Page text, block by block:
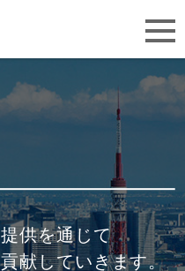
供を通じて
献していきます。